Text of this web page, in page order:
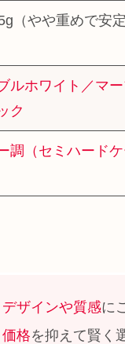
（やや重めで安
ルホワイト／マ
ク
調（セミハード
デザインや質感に
価格を抑えて賢く